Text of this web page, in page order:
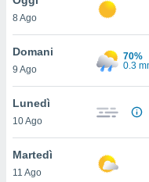
è
al sito
di
ci
di
il
8 Ago
Domani
9 Ago
70%
0.3
Lunedì
10 Ago
Martedì
11 Ago